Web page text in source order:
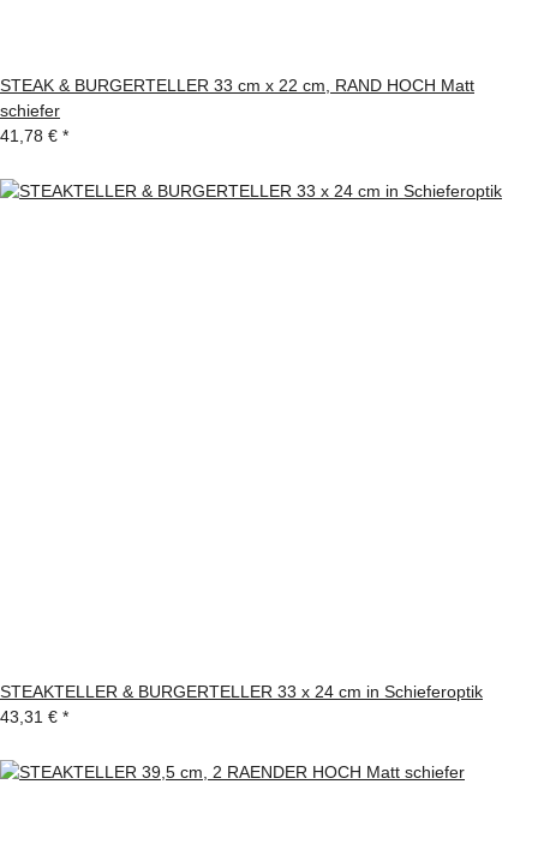
STEAK & BURGERTELLER 33 cm x 22 cm, RAND HOCH Matt
schiefer
41,78 € *
STEAKTELLER & BURGERTELLER 33 x 24 cm in Schieferoptik
43,31 € *